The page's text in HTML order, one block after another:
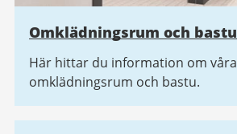
Omklädningsrum och bastu
Här hittar du information om våra
omklädningsrum och bastu.